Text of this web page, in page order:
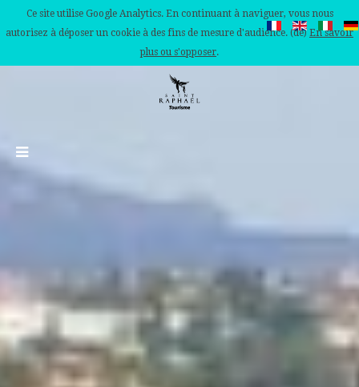
Ce site utilise Google Analytics. En continuant à naviguer, vous nous
autorisez à déposer un cookie à des fins de mesure d'audience. (de) En savoir
plus ou s'opposer.